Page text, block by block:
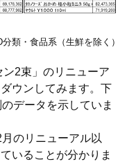
類・食品系（生鮮を除く）
2束」のリニューア
ウンしてみます。下
データを示していま
のリニューアル以
いることが分かりま